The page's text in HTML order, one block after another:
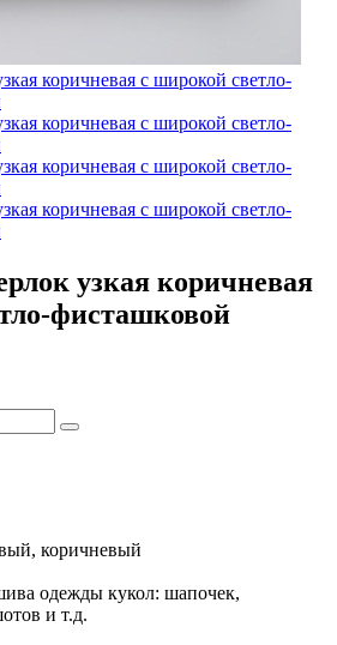
узкая коричневая
фисташковой
коричневый
одежды кукол: шапочек,
и т.д.